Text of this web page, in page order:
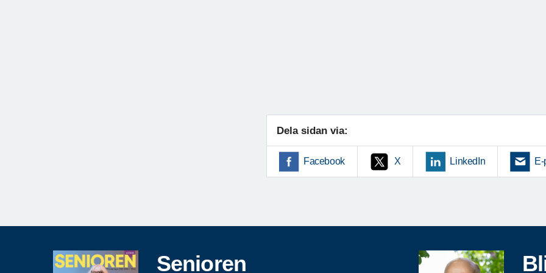
Dela sidan via:
Facebook X LinkedIn
Senioren